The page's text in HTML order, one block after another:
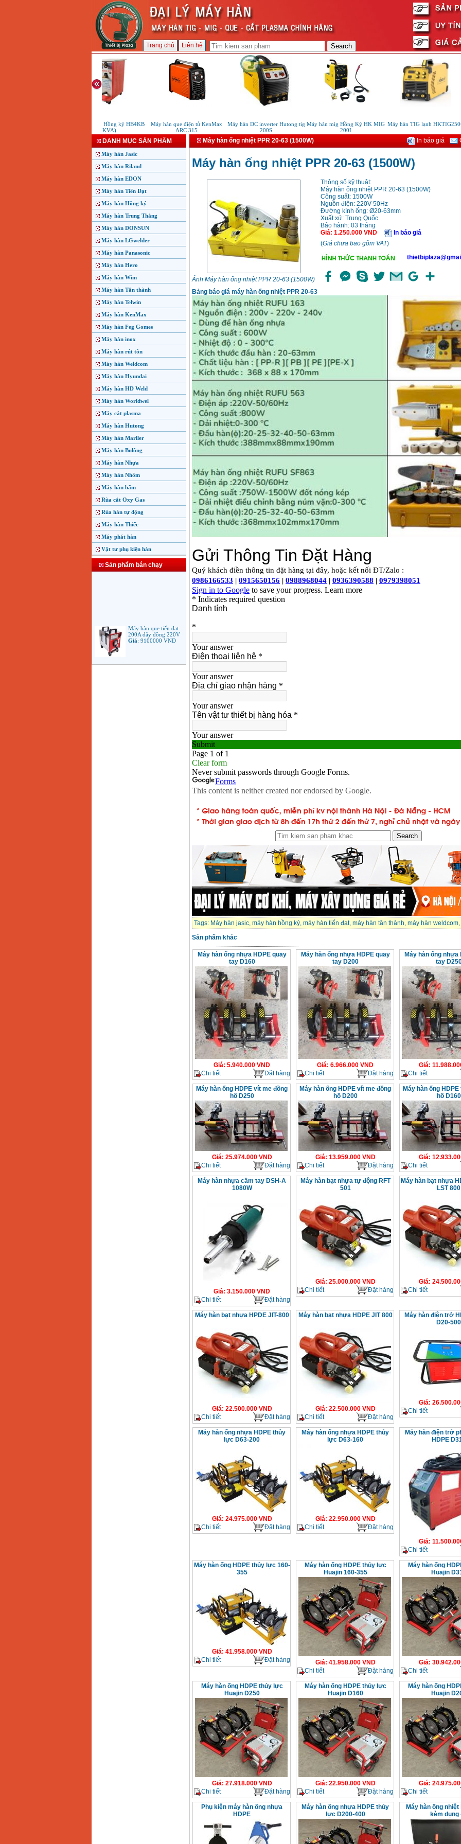
Trang chủ Liên hệ
Máy hàn bấm Hồng ký HB4KB
(4KVA)
Máy hàn que điện tử KenMax
ARC 315
Máy hàn DC inverter Hutong tig
200S
Máy hàn mig Hồng Ký HK MIG
200I
Máy hàn TIG lạnh HKTIG250C
DANH MỤC SẢN PHẨM
Máy hàn Jasic
Máy hàn Riland
Máy hàn EDON
Máy hàn Tiến Đạt
Máy hàn Hồng ký
Máy hàn Trung Thắng
Máy hàn DONSUN
Máy hàn LGwelder
Máy hàn Panasonic
Máy hàn Hero
Máy hàn Wim
Máy hàn Tân thành
Máy hàn Telwin
Máy hàn KenMax
Máy hàn Feg Gomes
Máy hàn inox
Máy hàn rút tôn
Máy hàn Weldcom
Máy hàn Hyundai
Máy hàn HD Weld
Máy hàn Worldwel
Máy cắt plasma
Máy hàn Hutong
Máy hàn Marller
Máy hàn Bulông
Máy hàn Nhựa
Máy hàn Nhôm
Máy hàn bấm
Rùa cắt Oxy Gas
Rùa hàn tự động
Máy hàn Thiếc
Máy phát hàn
Vật tư phụ kiện hàn
Sản phẩm bán chạy
200A dây đồng 220V
Giá:9100000VND
Máy hàn que điện tử
Máy hàn ống nhiệt PPR 20-63 (1500W) In báo giá
Máy hàn ống nhiệt PPR 20-63 (1500W)
Ảnh Máy hàn ống nhiệt PPR 20-63 (1500W)
Thông số kỹ thuật:
Máy hàn ống nhiệt PPR 20-63 (1500W)
Công suất: 1500W
Nguồn điện: 220V-50Hz
Đường kính ống: Ø20-63mm
Xuất xứ: Trung Quốc
Bảo hành: 03 tháng
Giá: 1.250.000VND
In báo giá
(Giá chưa bao gồm VAT)
Bảng báo giá máy hàn ống nhiệt PPR 20-63
Tags: Máy hàn jasic, máy hàn hồng ký, máy hàn tiến đạt, máy hàn tân thành, máy hàn weldcom,
Sản phẩm khác
Máy hàn ống nhựa HDPE quay
tay D160
Giá: 5.940.000 VND
Chi tiết
Đặt hàng
Máy hàn ống nhựa HDPE quay
tay D200
Giá: 6.966.000 VND
Chi tiết
Đặt hàng
Máy hàn ống nhựa
tay
Giá:
Chi tiết
Máy hàn ống HDPE vít me đồng
hồ D250
Giá: 25.974.000VND
Chi tiết
Đặt hàng
Máy hàn ống HDPE vít me đồng
hồ D200
Giá: 13.959.000VND
Chi tiết
Đặt hàng
Máy hàn ống
hồ D160
Giá:
Chi tiết
Máy hàn nhựa cầm tay DSH-A
1080W
Giá: 3.150.000 VND
Chi tiết
Đặt hàng
Máy hàn bạt nhựa tự động RFT
501
Giá: 25.000.000VND
Chi tiết
Đặt hàng
Máy hàn bạt nhựa
LST 800
Giá:
Chi tiết
Máy hàn bạt nhựa HPDE JIT-800
Giá: 22.500.000VND
Chi tiết
Đặt hàng
Máy hàn bạt nhựa HDPE JIT 800
Giá: 22.500.000VND
Chi tiết
Đặt hàng
Máy hàn điện trở
D20-500
Giá:
Chi tiết
Máy hàn ống nhựa HDPE thủy
lực D63-200
Giá: 24.975.000VND
Chi tiết
Đặt hàng
Máy hàn ống nhựa HDPE thủy
lực D63-160
Giá: 22.950.000VND
Chi tiết
Đặt hàng
Máy hàn điện trở
HDPE
Giá:
Chi tiết
Máy hàn ống HDPE thủy lực 160-
355
Giá: 41.958.000VND
Chi tiết
Đặt hàng
Máy hàn ống HDPE thủy lực
Huajin 160-355
Giá: 41.958.000VND
Chi tiết
Đặt hàng
Máy hàn ống
Huajin
Giá:
Chi tiết
Máy hàn ống HDPE thủy lực
Huajin D250
Giá: 27.918.000VND
Chi tiết
Đặt hàng
Máy hàn ống HDPE thủy lực
Huajin D160
Giá: 22.950.000VND
Chi tiết
Đặt hàng
Máy hàn ống
Huajin
Giá:
Chi tiết
Phụ kiện máy hàn ống nhựa
HDPE
Máy hàn ống nhựa HDPE thủy
lực D200-400
Máy hàn ống nhiệt
kèm dụng